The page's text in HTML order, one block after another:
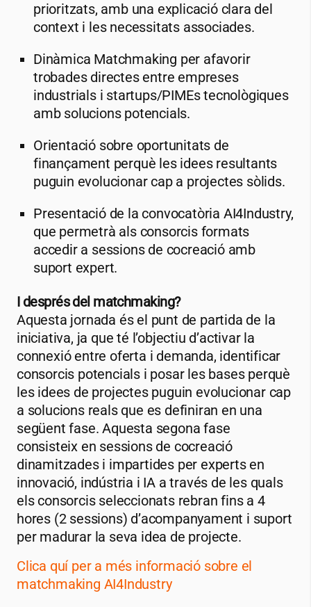
prioritzats, amb una explicació clara del
context i les necessitats associades.
Dinàmica Matchmaking per afavorir
trobades directes entre empreses
industrials i startups/PIMEs tecnològiques
amb solucions potencials.
Orientació sobre oportunitats de
finançament perquè les idees resultants
puguin evolucionar cap a projectes sòlids.
Presentació de la convocatòria AI4Industry,
que permetrà als consorcis formats
accedir a sessions de cocreació amb
suport expert.
I després del matchmaking?
Aquesta jornada és el punt de partida de la
iniciativa, ja que té l’objectiu d’activar la
connexió entre oferta i demanda, identificar
consorcis potencials i posar les bases perquè
les idees de projectes puguin evolucionar cap
a solucions reals que es definiran en una
següent fase. Aquesta segona fase
consisteix en sessions de cocreació
dinamitzades i impartides per experts en
innovació, indústria i IA a través de les quals
els consorcis seleccionats rebran fins a 4
hores (2 sessions) d’acompanyament i suport
per madurar la seva idea de projecte.
Clica quí per a més informació sobre el
matchmaking AI4Industry